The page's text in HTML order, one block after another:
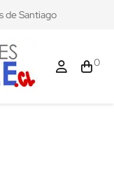
de Santiago
0